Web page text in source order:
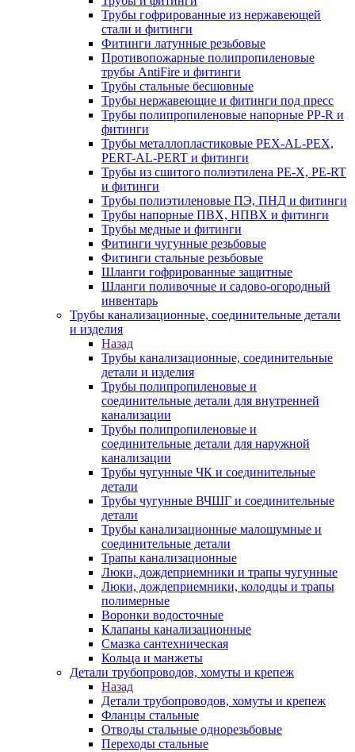
Трубы гофрированные из нержавеющей
стали и фитинги
Фитинги латунные резьбовые
Противопожарные полипропиленовые
трубы AntiFire и фитинги
Трубы стальные бесшовные
Трубы нержавеющие и фитинги под пресс
Трубы полипропиленовые напорные PP-R и
фитинги
Трубы металлопластиковые PEX-AL-PEX,
PERT-AL-PERT и фитинги
Трубы из сшитого полиэтилена PE-X, PE-RT
и фитинги
Трубы полиэтиленовые ПЭ, ПНД и фитинги
Трубы напорные ПВХ, НПВХ и фитинги
Трубы медные и фитинги
Фитинги чугунные резьбовые
Фитинги стальные резьбовые
Шланги гофрированные защитные
Шланги поливочные и садово-огородный
инвентарь
Трубы канализационные, соединительные детали
и изделия
Назад
Трубы канализационные, соединительные
детали и изделия
Трубы полипропиленовые и
соединительные детали для внутренней
канализации
Трубы полипропиленовые и
соединительные детали для наружной
канализации
Трубы чугунные ЧК и соединительные
детали
Трубы чугунные ВЧШГ и соединительные
детали
Трубы канализационные малошумные и
соединительные детали
Трапы канализационные
Люки, дождеприемники и трапы чугунные
Люки, дождеприемники, колодцы и трапы
полимерные
Воронки водосточные
Клапаны канализационные
Смазка сантехническая
Кольца и манжеты
Детали трубопроводов, хомуты и крепеж
Назад
Детали трубопроводов, хомуты и крепеж
Фланцы стальные
Отводы стальные однорезьбовые
Переходы стальные